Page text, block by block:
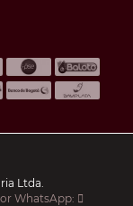
Ltda.
WhatsApp: